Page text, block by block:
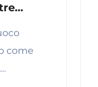
di
come